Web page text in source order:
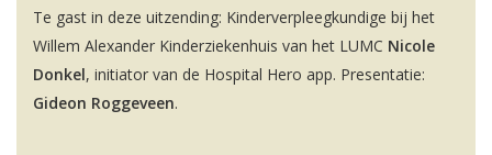
Te gast in deze uitzending: Kinderverpleegkundige bij het
Willem Alexander Kinderziekenhuis van het LUMC Nicole
Donkel, initiator van de Hospital Hero app. Presentatie:
Gideon Roggeveen.